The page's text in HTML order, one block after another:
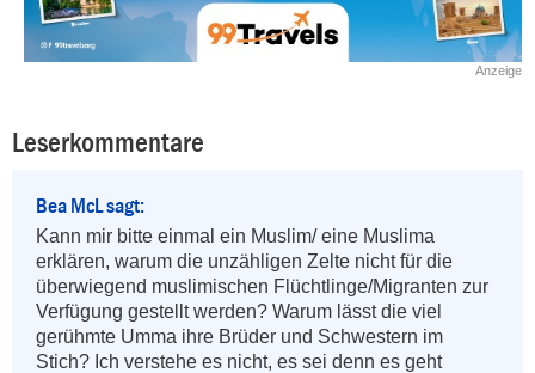
Anzeige
Leserkommentare
Bea McL sagt:
Kann mir bitte einmal ein Muslim/ eine Muslima
erklären, warum die unzähligen Zelte nicht für die
überwiegend muslimischen Flüchtlinge/Migranten zur
Verfügung gestellt werden? Warum lässt die viel
gerühmte Umma ihre Brüder und Schwestern im
Stich? Ich verstehe es nicht, es sei denn es geht